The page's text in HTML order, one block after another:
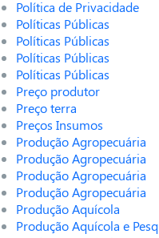
Política de Privacidade
Políticas Públicas
Políticas Públicas
Políticas Públicas
Políticas Públicas
Preço produtor
Preço terra
Preços Insumos
Produção Agropecuária
Produção Agropecuária
Produção Agropecuária
Produção Agropecuária
Produção Aquícola
Produção Aquícola e